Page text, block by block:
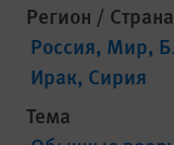
Регион / Страна
Россия Мир
Ирак Сирия
Тема